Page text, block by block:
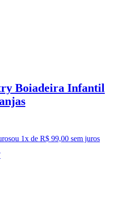
Boiadeira Infantil
ou 1x de R$ 99,00 sem juros